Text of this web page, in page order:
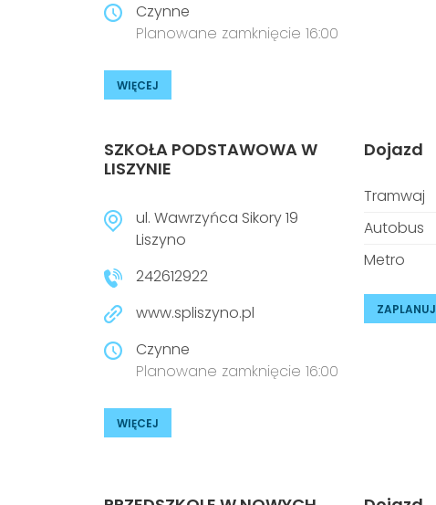
Czynne
Planowane zamknięcie 16:00
WIĘCEJ
SZKOŁA PODSTAWOWA W
LISZYNIE
ul. Wawrzyńca Sikory 19
Liszyno
242612922
www.spliszyno.pl
Czynne
Planowane zamknięcie 16:00
WIĘCEJ
Dojazd
Tramwaj
Autobus
Metro
ZAPLANUJ